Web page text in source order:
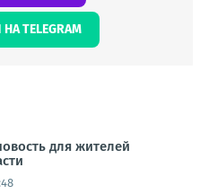
TELEGRAM
для жителей